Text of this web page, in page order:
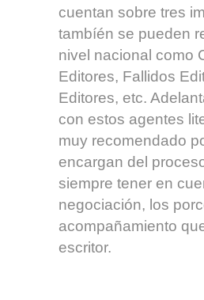
cuentan sobre tres
tambíén se pueden
nivel nacional como
Editores, Fallidos
Editores, etc.
con estos agentes
muy recomendado
encargan del
siempre tener en
negociación, los
acompañamiento
escritor.